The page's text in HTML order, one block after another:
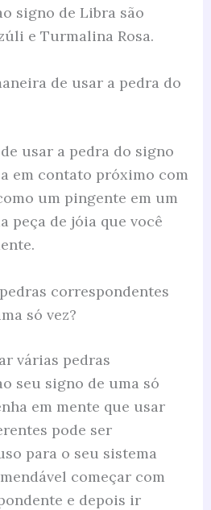
signo de Libra são
e Turmalina Rosa.
de usar a pedra do
usar a pedra do signo
em contato próximo com
um pingente em um
peça de jóia que você
correspondentes
só vez?
várias pedras
seu signo de uma só
em mente que usar
pode ser
para o seu sistema
começar com
e depois ir